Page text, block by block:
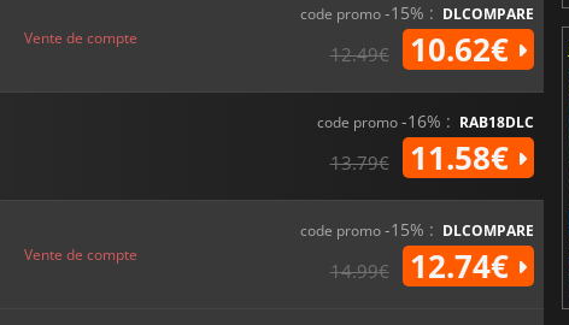
Vente de compte
code promo-15% : DLCOMPARE
12.49€ 10.62€
code promo-16% : RAB18DLC
13.79€ 11.58€
Vente de compte
code promo-15% : DLCOMPARE
14.99€ 12.74€